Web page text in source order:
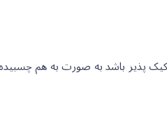
پذیر باشد به صورت به هم